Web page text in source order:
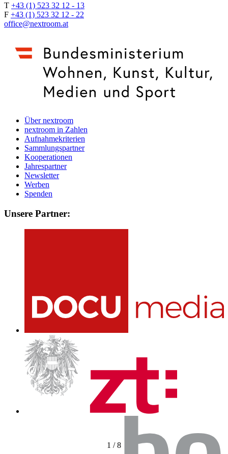
1 /8
T +43 (1) 523 32 12 - 13
F +43 (1) 523 32 12 - 22
office@nextroom.at
Über nextroom
nextroom in Zahlen
Aufnahmekriterien
Sammlungspartner
Kooperationen
Jahrespartner
Newsletter
Werben
Spenden
Unsere Partner: